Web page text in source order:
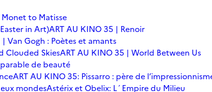
to Matisse
in Art)ART AU KINO 35 | Renoir
Van Gogh : Poètes et amants
Clouded SkiesART AU KINO 35 | World Between Us
de beauté
ART AU KINO 35: Pissarro : père de
mondesAstérix et Obelix: L´Empire du Milieu